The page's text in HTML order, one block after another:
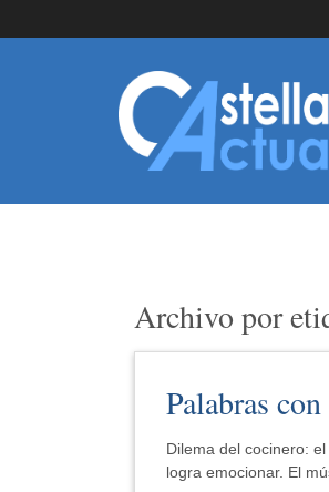
Archivo por
Palabras
Dilema del cocinero:
logra emocionar. El